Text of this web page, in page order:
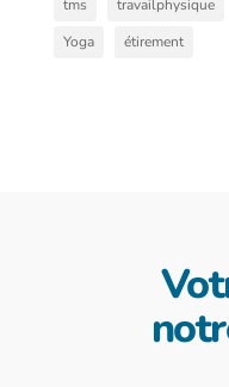
tms
travailphysique
Yoga
étirement